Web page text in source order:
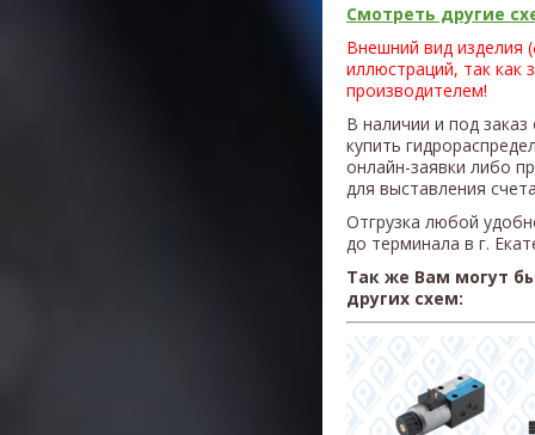
Смотреть другие
Внешний вид изделия
иллюстраций, так как
производителем!
В наличии и под
купить
онлайн-заявки либо
для выставления
Отгрузка любой
до терминала в г.
Так же Вам могут
других схем: